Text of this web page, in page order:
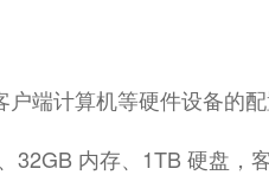
端计算机等硬件设备的
32GB 内存、1TB 硬盘，